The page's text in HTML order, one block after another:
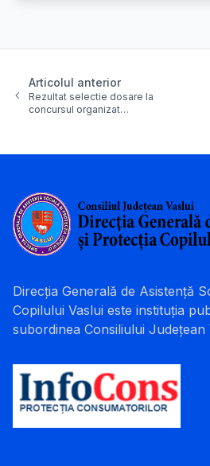
Articolul anterior
Rezultat selectie dosare la
concursul organizat…
Direcția Generală de Asistență
Copilului Vaslui este instituția
subordinea Consiliului Județean